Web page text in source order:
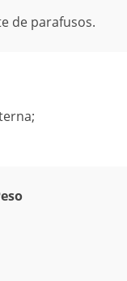
de parafusos.